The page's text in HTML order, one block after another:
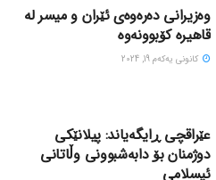
وەزیرانی دەرەوەی ئێران و میسر لە
قاهیرە کۆبوونەوە
كانونی یه‌كه‌م 19, 2024
عێراقچی ڕایگەیاند: پیلانێکی
دوژمنان بۆ دابەشبوونی وڵاتانی
ئیسلامی